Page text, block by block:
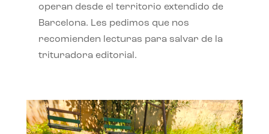
operan desde el territorio extendido de
Barcelona. Les pedimos que nos
recomienden lecturas para salvar de la
trituradora editorial.